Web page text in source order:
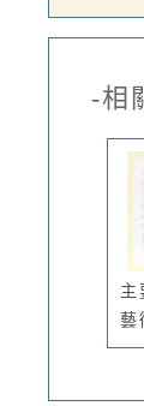
-相
主
藝